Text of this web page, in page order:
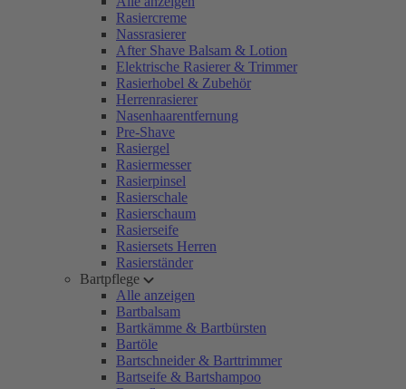
Rasiercreme
Nassrasierer
After Shave Balsam & Lotion
Elektrische Rasierer & Trimmer
Rasierhobel & Zubehör
Herrenrasierer
Nasenhaarentfernung
Pre-Shave
Rasiergel
Rasiermesser
Rasierpinsel
Rasierschale
Rasierschaum
Rasierseife
Rasiersets Herren
Rasierständer
Bartpflege
Alle anzeigen
Bartbalsam
Bartkämme & Bartbürsten
Bartöle
Bartschneider & Barttrimmer
Bartseife & Bartshampoo